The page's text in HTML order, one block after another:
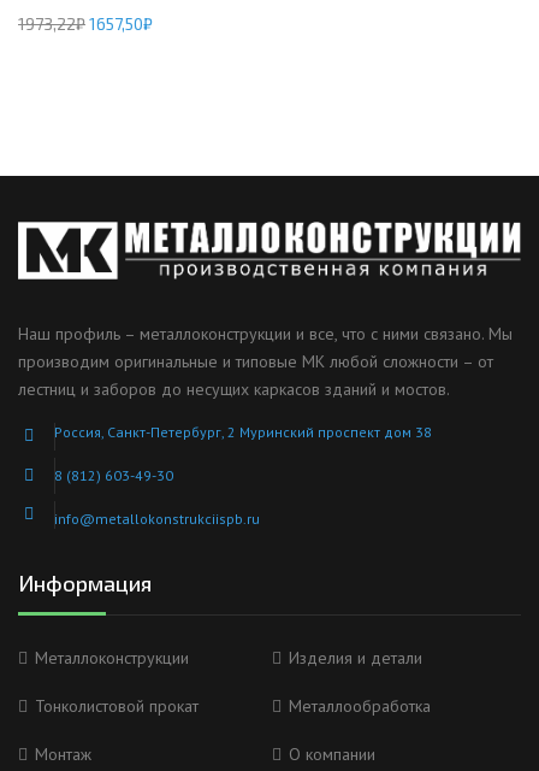
1973,22₽1657,50₽
Наш профиль – металлоконструкции и все, что с ними связано. Мы
производим оригинальные и типовые МК любой сложности – от
лестниц и заборов до несущих каркасов зданий и мостов.
Россия, Санкт-Петербург, 2 Муринский проспект дом 38
8 (812) 603-49-30
info@metallokonstrukciispb.ru
Информация
Металлоконструкции Изделия и детали
Тонколистовой прокат Металлообработка
Монтаж О компании